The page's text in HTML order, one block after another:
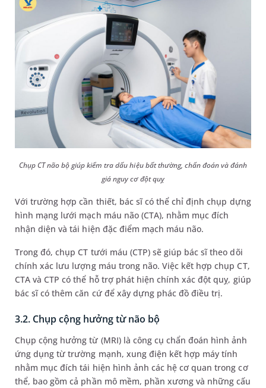
Chụp CT não bộ giúp kiểm tra dấu hiệu bất thường, chẩn đoán và đánh
giá nguy cơ đột quỵ
Với trường hợp cần thiết, bác sĩ có thể chỉ định chụp dựng
hình mạng lưới mạch máu não (CTA), nhằm mục đích
nhận diện và tái hiện đặc điểm mạch máu não.
Trong đó, chụp CT tưới máu (CTP) sẽ giúp bác sĩ theo dõi
chính xác lưu lượng máu trong não. Việc kết hợp chụp CT,
CTA và CTP có thể hỗ trợ phát hiện chính xác đột quỵ, giúp
bác sĩ có thêm căn cứ để xây dựng phác đồ điều trị.
3.2. Chụp cộng hưởng từ não bộ
Chụp cộng hưởng từ (MRI) là công cụ chẩn đoán hình ảnh
ứng dụng từ trường mạnh, xung điện kết hợp máy tính
nhằm mục đích tái hiện hình ảnh các hệ cơ quan trong cơ
thể, bao gồm cả phần mô mềm, phần xương và những cấu